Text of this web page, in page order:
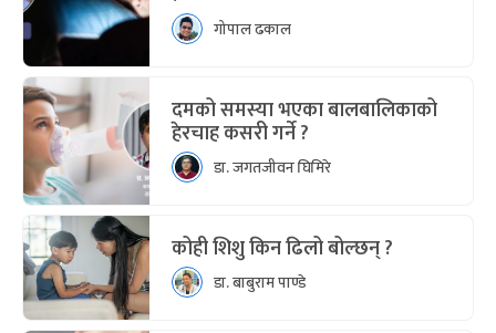
गोपाल ढकाल
दमको समस्या भएका बालबालिकाको
हेरचाह कसरी गर्ने ?
डा. जगतजीवन घिमिरे
कोही शिशु किन ढिलो बोल्छन् ?
डा. बाबुराम पाण्डे